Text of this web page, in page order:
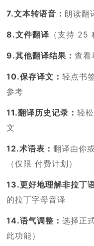
7.文本转语音：朗读翻
8.文件翻译 （支持 25
9.其他翻译结果：查看
10.保存译文：轻点书
参考
11.翻译历史记录：轻
文
12.术语表：翻译由你
（仅限 付费计划）
13.更好地理解非拉丁
的拉丁字母音译
14.语气调整：选择正
此功能）